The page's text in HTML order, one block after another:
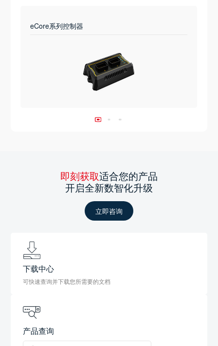
eCore系列控制器
即刻获取适合您的产品
开启全新数智化升级
立即咨询
下载中心
可快速查询并下载您所需要的文档
产品查询